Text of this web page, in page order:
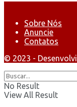
Sobre Nós
Anuncie
Contatos
© 2023 -
No Result
View All Result